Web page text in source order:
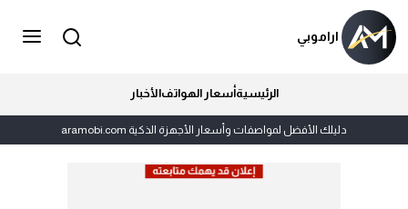
اراموبي
الرئيسيةأسعار الهواتفالأخبار
دليلك الأفضل لمواصفات وأسعار الأجهزة الذكية aramobi.com